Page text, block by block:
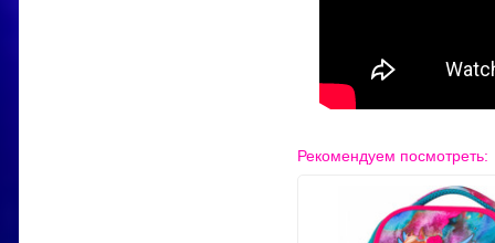
Рекомендуем посмотреть: